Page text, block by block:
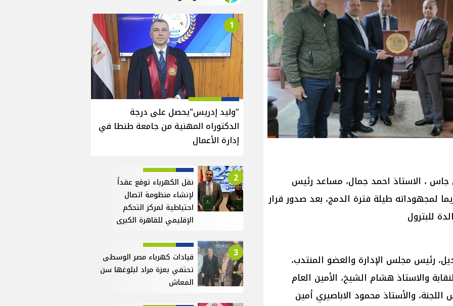
جاس ، الاستاذ احمد جمال، مساعد رئيس
لمجهوداته طيلة فترة الدمج، بعد صدور قرار
للبترول
رئیس مجلس الإدارة والعضو المنتدب،
والاستاذ هشام الشيخ، الأمين العام
اللجنة، والأستاذ محمود الاباصيري أمين
1
"وليد إدريس"يحصل على درجة
الدكتوراه المهنية من جامعة طنطا في
إدارة الأعمال
2
نقل الكهرباء توقع عقداً
لإنشاء منظومة اتصال
احتياطية لمركز التحكم
الإقليمي للقاهرة الكبرى
3
قيادات كهرباء مصر الوسطى
تحتفي بعزة مراد لبلوغها سن
المعاش